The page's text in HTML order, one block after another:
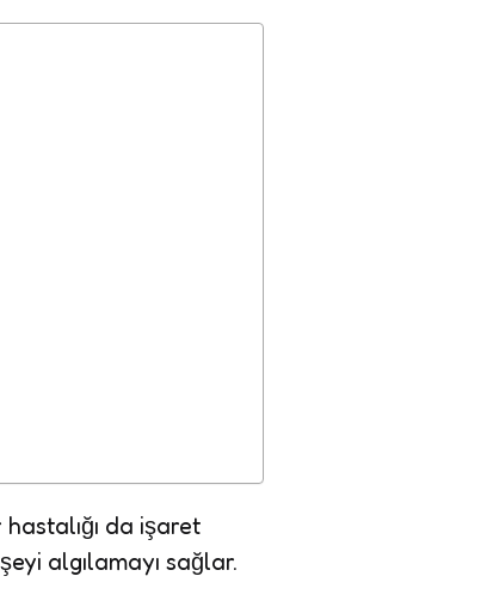
da işaret
algılamayı sağlar.